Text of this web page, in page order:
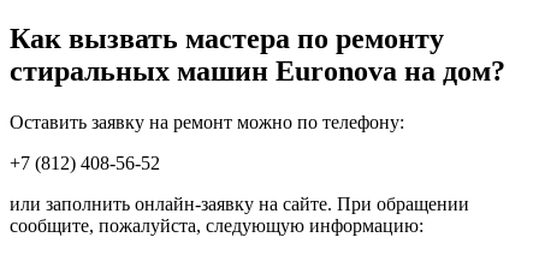
Как вызвать мастера по ремонту
стиральных машин Euronova на дом?
Оставить заявку на ремонт можно по телефону:
+7 (812) 408-56-52
или заполнить онлайн-заявку на сайте. При обращении
сообщите, пожалуйста, следующую информацию: